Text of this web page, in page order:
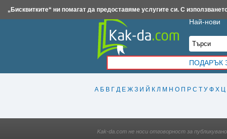
А Б В Г Д Е Ж З И Й К Л М Н О П Р С Т У Ф Х Ц
Най-нови
ПОДАРЪК
Insert.bg Framar.bg Kak-da.com Iztochnik.com BauBau.bg NewAge.bg
Kak-da.com не носи отговорност за
„Бисквитките“ ни помагат да предоставяме услугите си. С